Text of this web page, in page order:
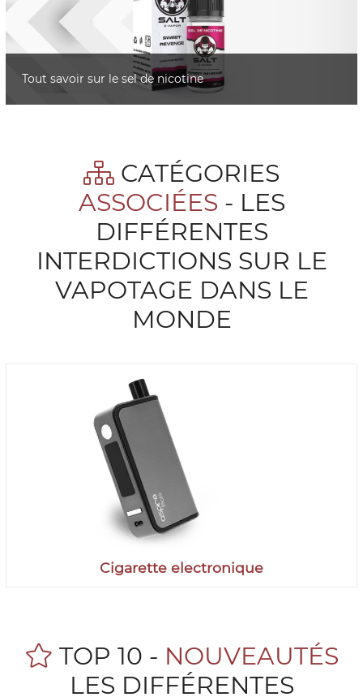
Tout savoir sur le sel de nicotine
CATÉGORIES
ASSOCIÉES - LES
DIFFÉRENTES
INTERDICTIONS SUR LE
VAPOTAGE DANS LE
MONDE
Cigarette electronique
TOP 10 - NOUVEAUTÉS
LES DIFFÉRENTES